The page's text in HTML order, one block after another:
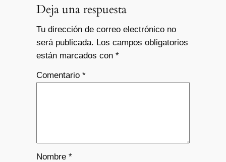
Deja una respuesta
Tu dirección de correo electrónico no
será publicada. Los campos obligatorios
están marcados con *
Comentario *
Nombre *